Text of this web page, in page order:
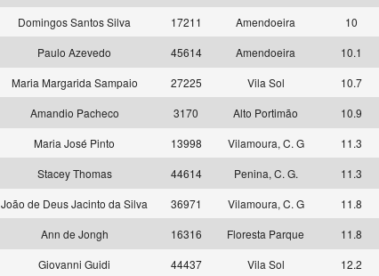
Domingos Santos Silva 17211 Amendoeira 10
Paulo Azevedo 45614 Amendoeira 10.1
Maria Margarida Sampaio 27225 Vila Sol 10.7
Amandio Pacheco 3170 Alto Portimão 10.9
Maria José Pinto 13998 Vilamoura, C. G 11.3
Stacey Thomas 44614 Penina, C. G. 11.3
João de Deus Jacinto da Silva 36971 Vilamoura, C. G 11.8
Ann de Jongh 16316 Floresta Parque 11.8
Giovanni Guidi 44437 Vila Sol 12.2